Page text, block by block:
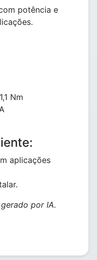
potência e
Nm
aplicações
por IA.